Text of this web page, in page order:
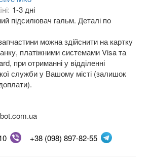
WA6)
1-3 дні
підсилювач гальм. Деталі по
можна здійснити на картку
платіжними системами Visa та
при отриманні у відділенні
служби у Вашому місті (залишок
+38 (098) 897-82-55